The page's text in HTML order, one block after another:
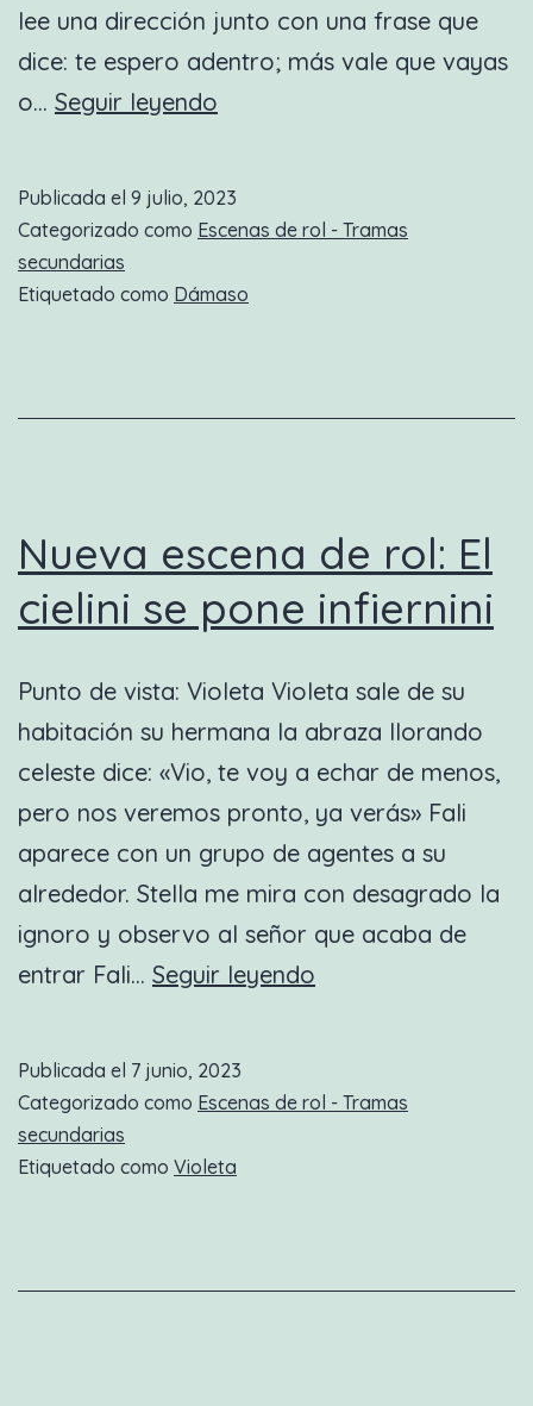
lee una dirección junto con una frase que
dice: te espero adentro; más vale que vayas
o… Seguir leyendo
rol:
regaño
Publicada el 9 julio, 2023
Categorizado como Escenas de rol - Tramas
secundarias
Etiquetado como Dámaso
Nueva escena de rol: El
cielini se pone infiernini
Punto de vista: Violeta Violeta sale de su
habitación su hermana la abraza llorando
celeste dice: «Vio, te voy a echar de menos,
pero nos veremos pronto, ya verás» Fali
aparece con un grupo de agentes a su
alrededor. Stella me mira con desagrado la
ignoro y observo al señor que acaba de
entrar Fali… Seguir leyendo
rol:
infiernini
Publicada el 7 junio, 2023
Categorizado como Escenas de rol - Tramas
secundarias
Etiquetado como Violeta